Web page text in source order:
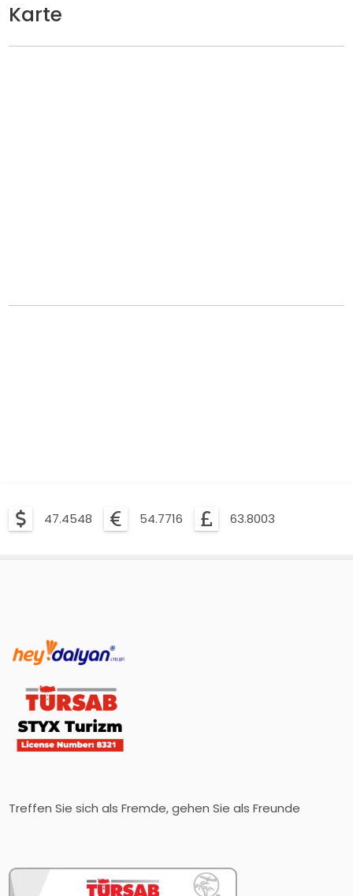
Karte
47.4548 54.7716 63.8003
Treffen Sie sich als Fremde, gehen Sie als Freunde